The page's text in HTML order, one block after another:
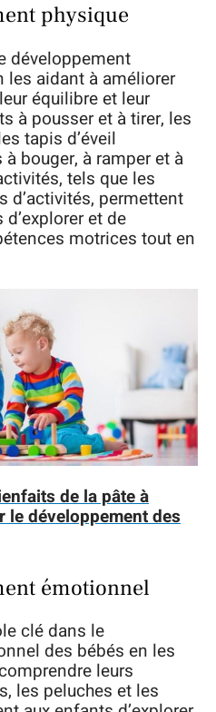
physique
développement
les aidant à améliorer
équilibre et leur
à pousser et à tirer, les
tapis d’éveil
bouger, à ramper et à
tels que les
d’activités, permettent
et de
motrices tout en
de la pâte à
le développement des
émotionnel
clé dans le
des bébés en les
leurs
les peluches et les